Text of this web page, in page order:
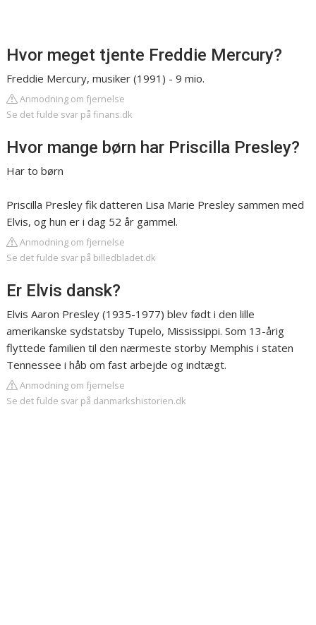
Hvor meget tjente Freddie Mercury?
Freddie Mercury, musiker (1991) - 9 mio.
Anmodning om fjernelse
Se det fulde svar på finans.dk
Hvor mange børn har Priscilla Presley?
Har to børn
Priscilla Presley fik datteren Lisa Marie Presley sammen med
Elvis, og hun er i dag 52 år gammel.
Anmodning om fjernelse
Se det fulde svar på billedbladet.dk
Er Elvis dansk?
Elvis Aaron Presley (1935-1977) blev født i den lille
amerikanske sydstatsby Tupelo, Mississippi. Som 13-årig
flyttede familien til den nærmeste storby Memphis i staten
Tennessee i håb om fast arbejde og indtægt.
Anmodning om fjernelse
Se det fulde svar på danmarkshistorien.dk